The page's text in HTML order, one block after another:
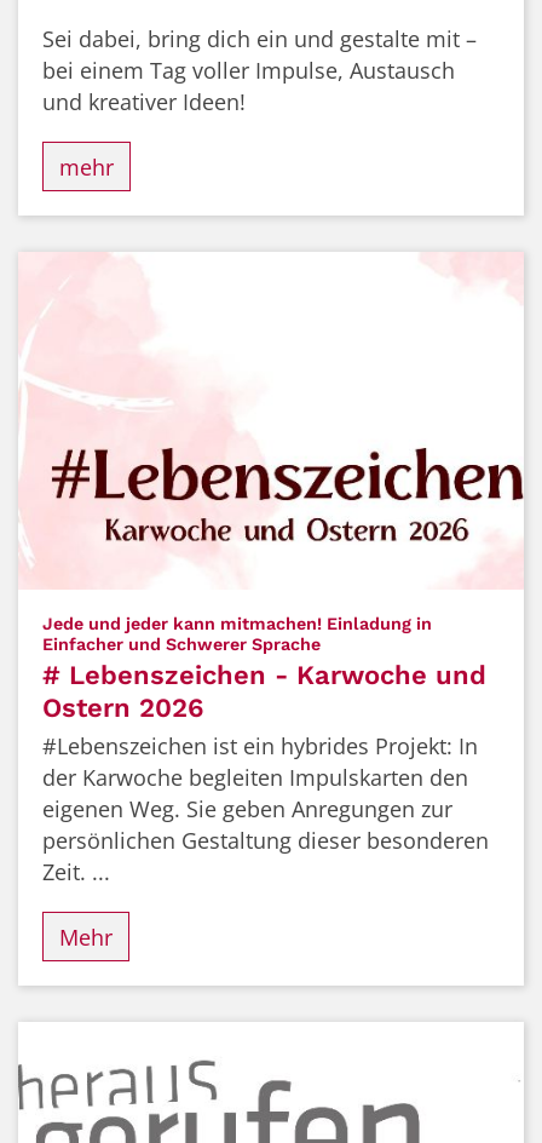
Sei dabei, bring dich ein und gestalte mit –
bei einem Tag voller Impulse, Austausch
und kreativer Ideen!
mehr
Jede und jeder kann mitmachen! Einladung in
Einfacher und Schwerer Sprache:
# Lebenszeichen - Karwoche und
Ostern 2026
#Lebenszeichen ist ein hybrides Projekt: In
der Karwoche begleiten Impulskarten den
eigenen Weg. Sie geben Anregungen zur
persönlichen Gestaltung dieser besonderen
Zeit. ...
Mehr